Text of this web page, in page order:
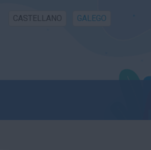
CASTELLANO GALEGO